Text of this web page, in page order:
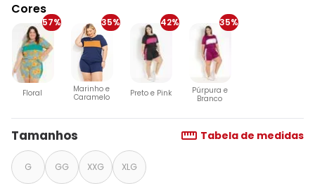
Cores
57%
Floral
35%
Marinho e
Caramelo
42%
Preto e Pink
35%
Púrpura e
Branco
Tamanhos Tabela de medidas
G GG XXG XLG